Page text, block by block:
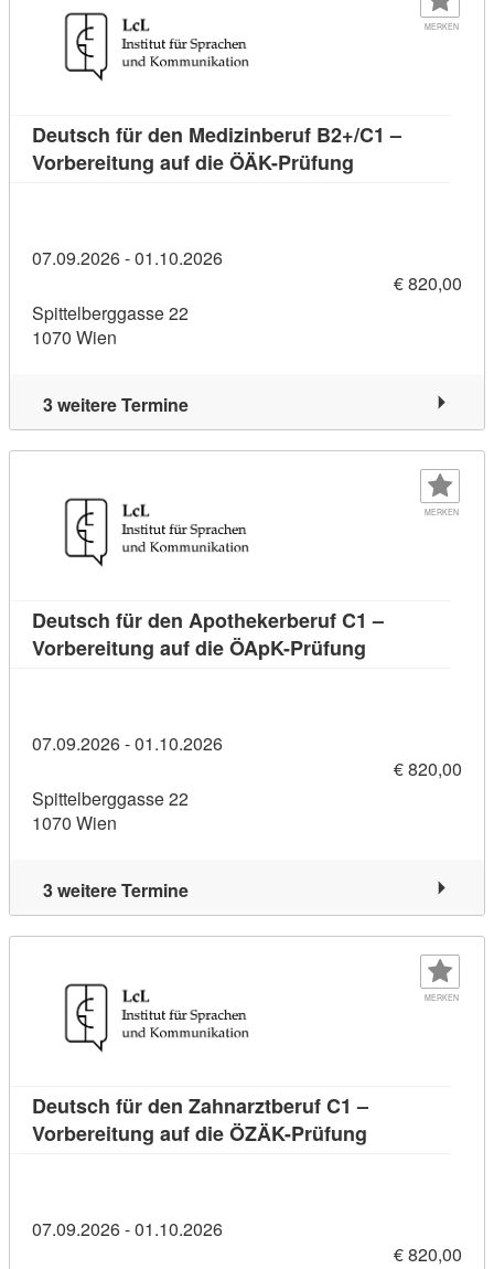
MERKEN
Deutsch für den Medizinberuf B2+/C1 –
Vorbereitung auf die ÖÄK-Prüfung
07.09.2026 - 01.10.2026
€ 820,00
Spittelberggasse 22
1070 Wien
3 weitere Termine
MERKEN
Deutsch für den Apothekerberuf C1 –
Vorbereitung auf die ÖApK-Prüfung
07.09.2026 - 01.10.2026
€ 820,00
Spittelberggasse 22
1070 Wien
3 weitere Termine
MERKEN
Deutsch für den Zahnarztberuf C1 –
Vorbereitung auf die ÖZÄK-Prüfung
07.09.2026 - 01.10.2026
€ 820,00